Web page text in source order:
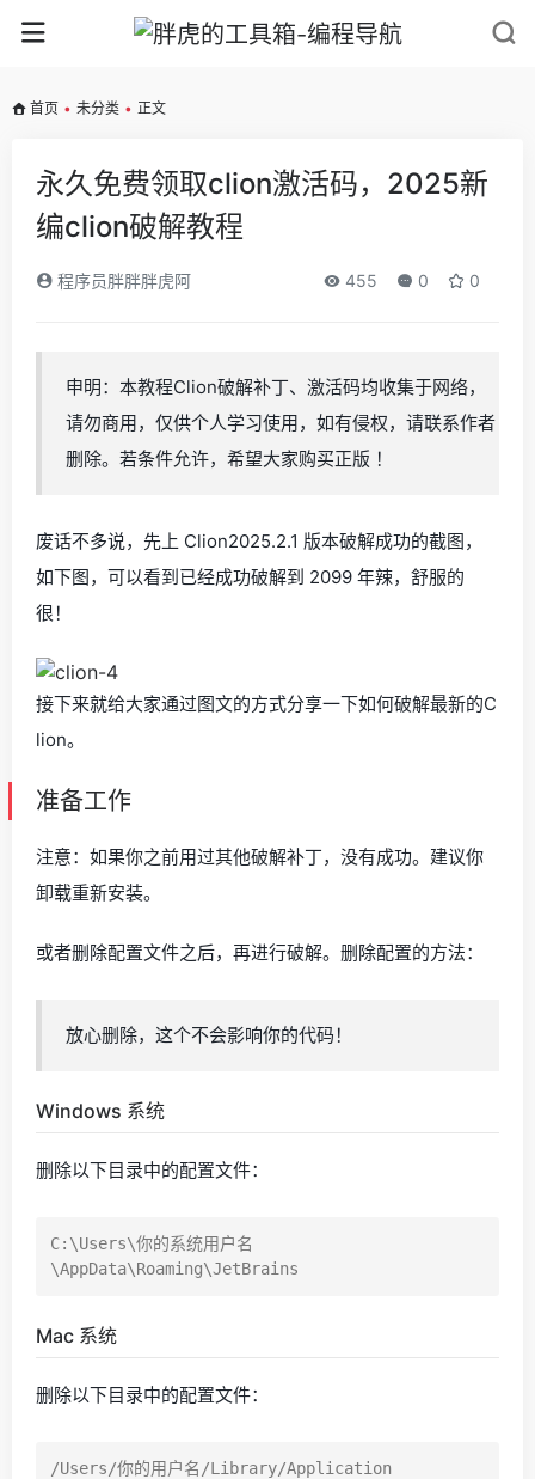
首页 • 未分类 • 正文
永久免费领取clion激活码，2025新
编clion破解教程
程序员胖胖胖虎阿 455 0 0
申明：本教程Clion破解补丁、激活码均收集于网络，
请勿商用，仅供个人学习使用，如有侵权，请联系作者
删除。若条件允许，希望大家购买正版 ！
废话不多说，先上 Clion2025.2.1 版本破解成功的截图，
如下图，可以看到已经成功破解到 2099 年辣，舒服的
很！
接下来就给大家通过图文的方式分享一下如何破解最新的C
lion。
准备工作
注意：如果你之前用过其他破解补丁，没有成功。建议你
卸载重新安装。
或者删除配置文件之后，再进行破解。删除配置的方法：
放心删除，这个不会影响你的代码！
Windows 系统
删除以下目录中的配置文件：
C:\Users\你的系统用户名
Mac 系统
删除以下目录中的配置文件：
/Users/你的用户名/Library/Application